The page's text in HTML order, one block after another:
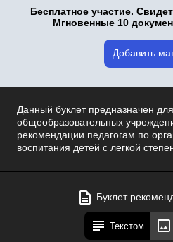
Бесплатное участие.
Мгновенные 10
Добавить
Данный буклет предназначен
общеобразовательных
рекомендации педагогам по
воспитания детей с легкой
Буклет
Текстом